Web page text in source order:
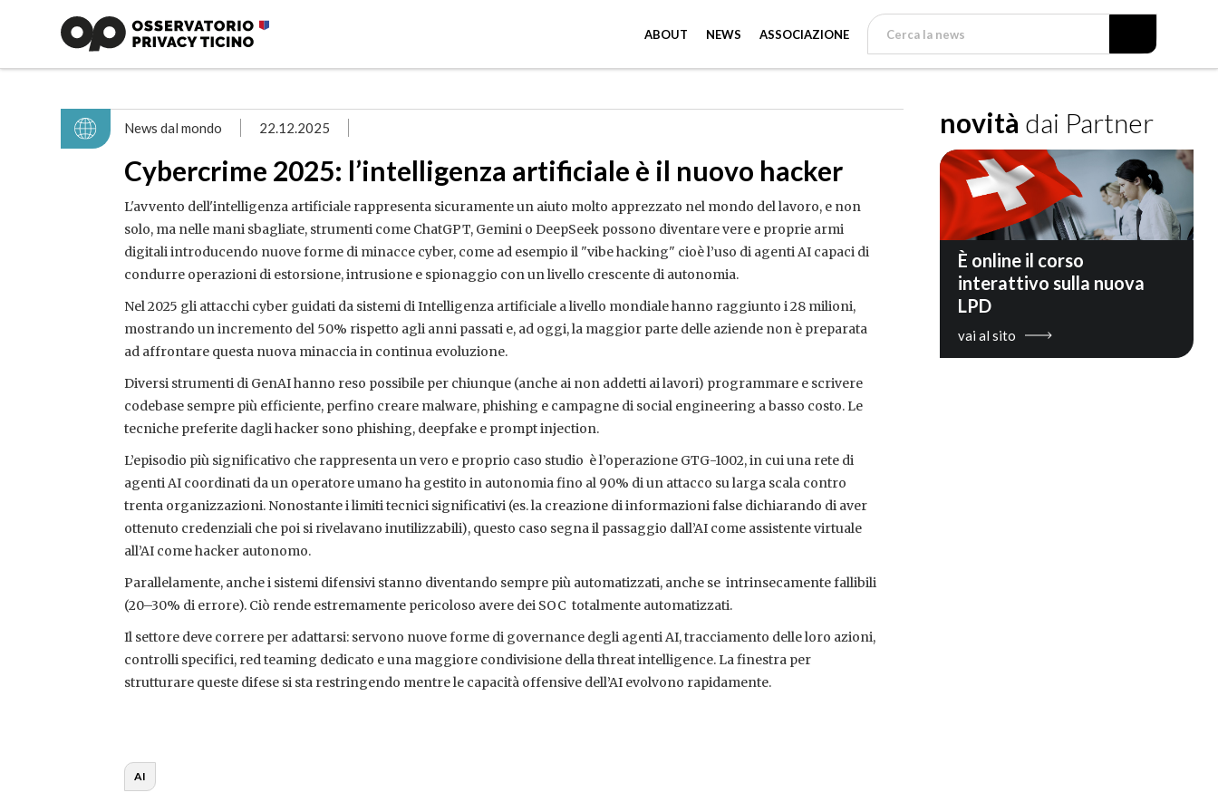
ABOUT NEWS ASSOCIAZIONE
News dal mondo 22.12.2025
Cybercrime 2025: l’intelligenza artificiale è il nuovo hacker
L'avvento dell'intelligenza artificiale rappresenta sicuramente un aiuto molto apprezzato nel mondo del lavoro, e non
solo, ma nelle mani sbagliate, strumenti come ChatGPT, Gemini o DeepSeek possono diventare vere e proprie armi
digitali introducendo nuove forme di minacce cyber, come ad esempio il "vibe hacking" cioè l’uso di agenti AI capaci di
condurre operazioni di estorsione, intrusione e spionaggio con un livello crescente di autonomia.
Nel 2025 gli attacchi cyber guidati da sistemi di Intelligenza artificiale a livello mondiale hanno raggiunto i 28 milioni,
mostrando un incremento del 50% rispetto agli anni passati e, ad oggi, la maggior parte delle aziende non è preparata
ad affrontare questa nuova minaccia in continua evoluzione.
Diversi strumenti di GenAI hanno reso possibile per chiunque (anche ai non addetti ai lavori) programmare e scrivere
codebase sempre più efficiente, perfino creare malware, phishing e campagne di social engineering a basso costo. Le
tecniche preferite dagli hacker sono phishing, deepfake e prompt injection.
L’episodio più significativo che rappresenta un vero e proprio caso studio è l’operazione GTG-1002, in cui una rete di
agenti AI coordinati da un operatore umano ha gestito in autonomia fino al 90% di un attacco su larga scala contro
trenta organizzazioni. Nonostante i limiti tecnici significativi (es. la creazione di informazioni false dichiarando di aver
ottenuto credenziali che poi si rivelavano inutilizzabili), questo caso segna il passaggio dall’AI come assistente virtuale
all’AI come hacker autonomo.
Parallelamente, anche i sistemi difensivi stanno diventando sempre più automatizzati, anche se intrinsecamente fallibili
(20–30% di errore). Ciò rende estremamente pericoloso avere dei SOC totalmente automatizzati.
Il settore deve correre per adattarsi: servono nuove forme di governance degli agenti AI, tracciamento delle loro azioni,
controlli specifici, red teaming dedicato e una maggiore condivisione della threat intelligence. La finestra per
strutturare queste difese si sta restringendo mentre le capacità offensive dell’AI evolvono rapidamente.
AI
novità dai Partner
È online il corso
interattivo sulla nuova
LPD
vai al sito